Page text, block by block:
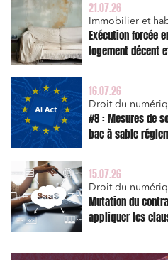
21.07.26
Immobilier et
Exécution forcée
logement décent
16.07.26
Droit du
#8 : Mesures de
bac à sable
15.07.26
Droit du
Mutation du
appliquer les
Relations commerciales
Associations et acteurs
solidaire